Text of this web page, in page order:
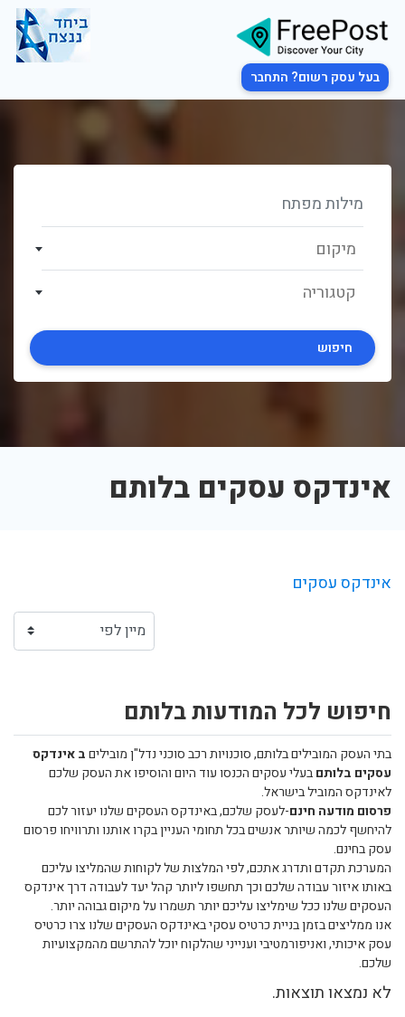
בעל עסק רשום? התחבר
מיקום
קטגוריה
חיפוש
אינדקס עסקים בלותם
אינדקס עסקים
חיפוש לכל המודעות בלותם
בתי העסק המובילים בלותם, סוכנויות רכב סוכני נדל"ן מוביליםב אינדקס
עסקים בלותםבעלי עסקים הכנסו עוד היום והוסיפו את העסק שלכם
לאינדקס המוביל בישראל.
פרסום מודעה חינם-לעסק שלכם, באינדקס העסקים שלנו יעזור לכם
להיחשף לכמה שיותר אנשים בכל תחומי העניין בקרו אותנו ותרוויחו פרסום
עסק בחינם.
המערכת תקדם ותדרג אתכם, לפי המלצות של לקוחות שהמליצו עליכם
באותו איזור עבודה שלכם וכך תחשפו ליותר קהל יעד לעבודה דרך אינדקס
העסקים שלנו ככל שימליצו עליכם יותר תשמרו על מיקום גבוהה יותר.
אנו ממליצים בזמן בניית כרטיס עסקי באינדקס העסקים שלנו צרו כרטיס
עסק איכותי, ואניפורמטיבי וענייני שהלקוח יוכל להתרשם מהמקצועיות
שלכם.
לא נמצאו תוצאות.